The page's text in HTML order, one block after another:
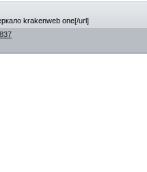
krakenweb one[/url]